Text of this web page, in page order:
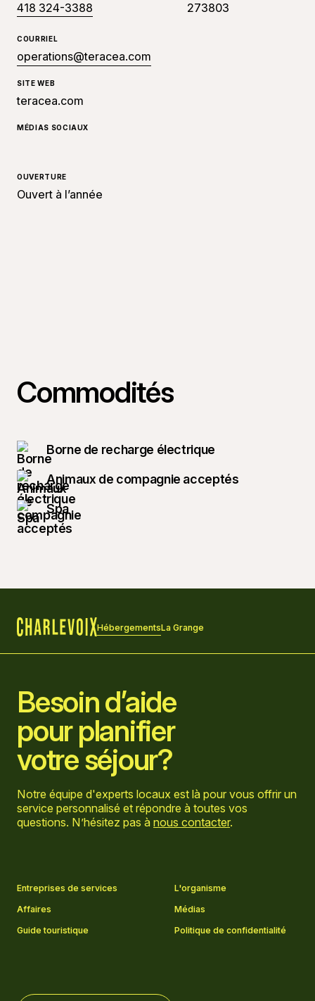
418 324-3388 273803
COURRIEL
operations@teracea.com
SITE WEB
teracea.com
MÉDIAS SOCIAUX
OUVERTURE
Ouvert à l’année
Commodités
Borne de recharge électrique
Animaux de compagnie acceptés
Spa
HébergementsLa Grange
Besoin d’aide
pour planifier
votre séjour?
Notre équipe d'experts locaux est là pour vous offrir un
service personnalisé et répondre à toutes vos
questions. N’hésitez pas à nous contacter.
Entreprises de services
L'organisme
Affaires
Médias
Guide touristique
Politique de confidentialité